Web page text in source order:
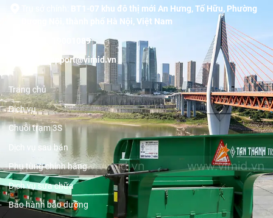
BT1-07 khu đô thị mới An Hưng, Tố Hữu, Phường
Dương Nội, thành phố Hà Nội, Việt Nam
19001089
support@vimid.vn
Trang chủ
Dịch vụ
Chuỗi trạm 3S
Dịch vụ sau bán
Phụ tùng chính hãng
Dịch vụ sửa chữa
Bảo hành bảo dưỡng